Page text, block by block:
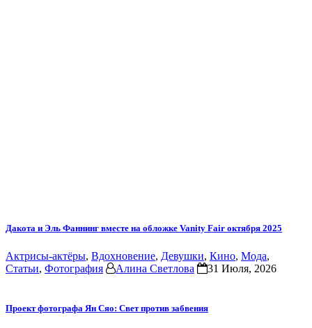
Дакота и Эль Фаннинг вместе на обложке Vanity Fair октября 2025
Актрисы-актёры, Вдохновение, Девушки, Кино, Мода,
Статьи, Фотография Алина Светлова 31 Июля, 2026
Проект фотографа Ян Сяо: Свет против забвения